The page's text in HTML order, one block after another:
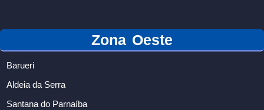
Zona Oeste
Barueri
Aldeia da Serra
Santana do Parnaíba